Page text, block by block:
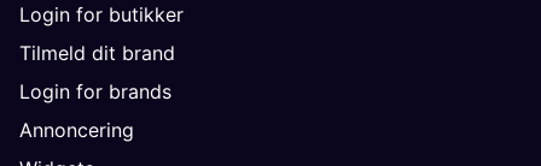
Login for butikker
Tilmeld dit brand
Login for brands
Annoncering